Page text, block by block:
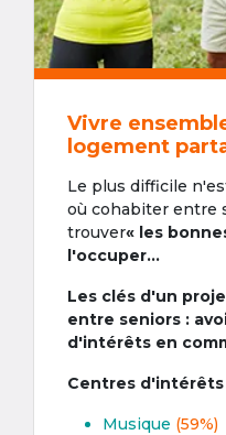
Vivre
logement
Le plus difficile
où cohabiter entre
trouver« les
l'occuper...
Les clés d'un
entre seniors :
d'intérêts en
Centres d'intérêts
Musique (59%)